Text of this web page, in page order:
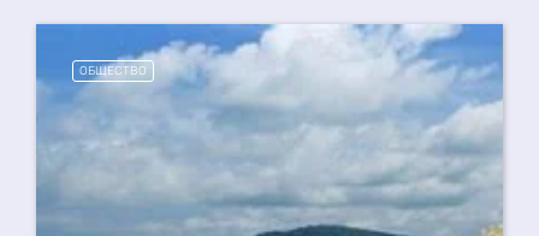
ОБЩЕСТВО